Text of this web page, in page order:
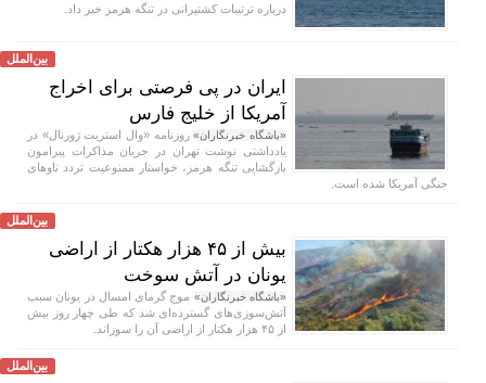
درباره ترتیبات کشتیرانی در تنگه هرمز خبر داد.
بین‌الملل
ایران در پی فرصتی برای اخراج
آمریکا از خلیج فارس
«باشگاه خبرنگاران»روزنامه «وال استریت ژورنال» در
یادداشتی نوشت تهران در جریان مذاکرات پیرامون
بازگشایی تنگه هرمز، خواستار ممنوعیت تردد ناو‌های
جنگی آمریکا شده است.
بین‌الملل
بیش از ۴۵ هزار هکتار از اراضی
یونان در آتش سوخت
«باشگاه خبرنگاران» موج گرمای امسال در یونان سبب
آتش‌سوزی‌های گسترده‌ای شد که طی چهار روز بیش
از ۴۵ هزار هکتار از اراضی آن را سوزاند.
بین‌الملل